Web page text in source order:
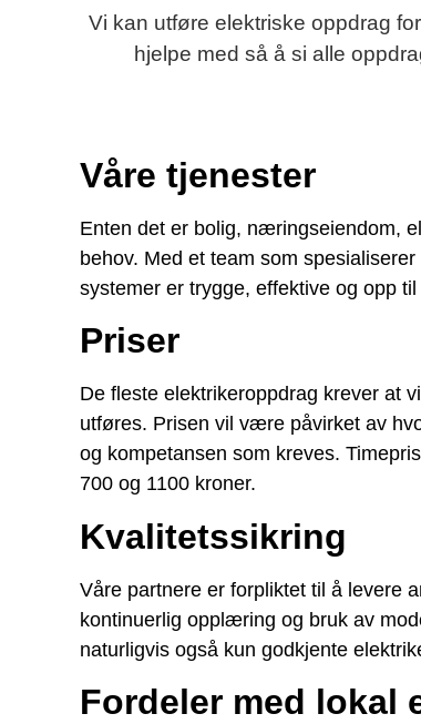
Vi kan utføre elektriske oppdrag
hjelpe med så å si alle
Våre tjenester
Enten det er bolig, næringseiendom,
behov. Med et team som
systemer er trygge, effektive og opp
Priser
De fleste elektrikeroppdrag krever at
utføres. Prisen vil være påvirket av
og kompetansen som kreves.
700 og 1100 kroner.
Kvalitetssikring
Våre partnere er forpliktet til å levere
kontinuerlig opplæring og bruk av
naturligvis også kun godkjente
Fordeler med lokal